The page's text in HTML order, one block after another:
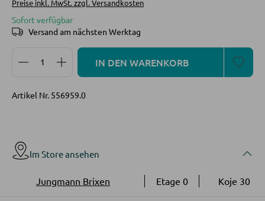
Vitrinen
WOHNWÄNDE
Anbauwände
Vitrinenschränke
AUSSENBELEUCHTUNG
Außenleuchten
Solarleuchten
Preise inkl. MwSt. zzgl. Versandkosten
Sofort verfügbar
Versand am nächsten Werktag
Produkt Anzahl: Gib den gewünschten Wert ein
IN DEN WARENKORB
Artikel Nr. 556959.0
Im Store ansehen
Jungmann Brixen Etage 0 Koje 30